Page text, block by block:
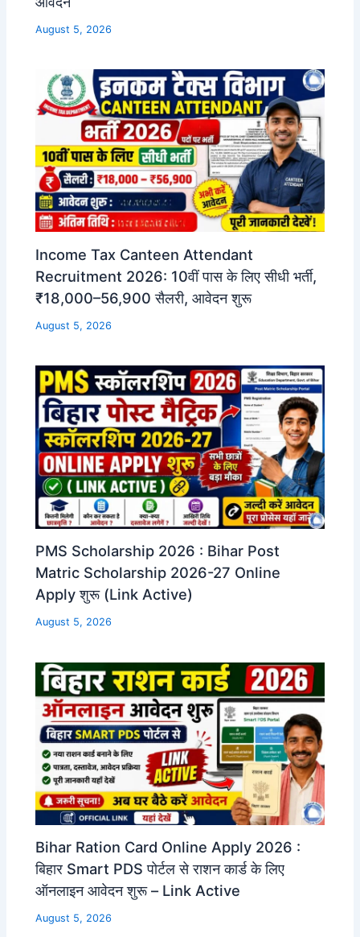
August 5, 2026
Income Tax Canteen Attendant
Recruitment 2026: 10वीं पास के लिए सीधी भर्ती,
₹18,000–56,900 सैलरी, आवेदन शुरू
August 5, 2026
PMS Scholarship 2026 : Bihar Post
Matric Scholarship 2026-27 Online
Apply शुरू (Link Active)
August 5, 2026
Bihar Ration Card Online Apply 2026 :
बिहार Smart PDS पोर्टल से राशन कार्ड के लिए
ऑनलाइन आवेदन शुरू – Link Active
August 5, 2026